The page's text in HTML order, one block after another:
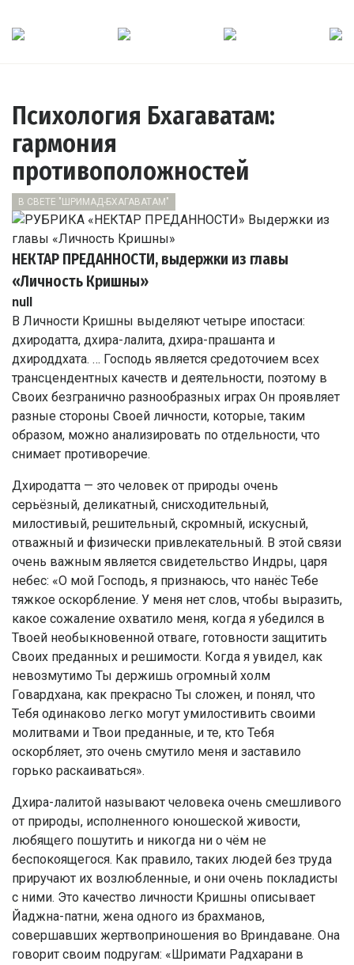
Психология Бхагаватам:
гармония
противоположностей
В СВЕТЕ "ШРИМАД-БХАГАВАТАМ"
НЕКТАР ПРЕДАННОСТИ, выдержки из главы
«Личность Кришны»
null
В Личности Кришны выделяют четыре ипостаси:
дхиродатта, дхира-лалита, дхира-прашанта и
дхироддхата. … Господь является средоточием всех
трансцендентных качеств и деятельности, поэтому в
Своих безгранично разнообразных играх Он проявляет
разные стороны Своей личности, которые, таким
образом, можно анализировать по отдельности, что
снимает противоречие.
Дхиродатта — это человек от природы очень
серьёзный, деликатный, снисходительный,
милостивый, решительный, скромный, искусный,
отважный и физически привлекательный. В этой связи
очень важным является свидетельство Индры, царя
небес: «О мой Господь, я признаюсь, что нанёс Тебе
тяжкое оскорбление. У меня нет слов, чтобы выразить,
какое сожаление охватило меня, когда я убедился в
Твоей необыкновенной отваге, готовности защитить
Своих преданных и решимости. Когда я увидел, как
невозмутимо Ты держишь огромный холм
Говардхана, как прекрасно Ты сложен, и понял, что
Тебя одинаково легко могут умилостивить своими
молитвами и Твои преданные, и те, кто Тебя
оскорбляет, это очень смутило меня и заставило
горько раскаиваться».
Дхира-лалитой называют человека очень смешливого
от природы, исполненного юношеской живости,
любящего пошутить и никогда ни о чём не
беспокоящегося. Как правило, таких людей без труда
приручают их возлюбленные, и они очень покладисты
с ними. Это качество личности Кришны описывает
Йаджна-патни, жена одного из брахманов,
совершавших жертвоприношения во Вриндаване. Она
говорит своим подругам: «Шримати Радхарани в